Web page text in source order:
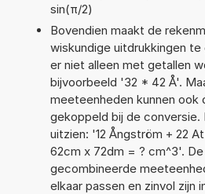
sin(π/2)
Bovendien maakt de
wiskundige uitdrukkingen te
er niet alleen met getallen
bijvoorbeeld '32 * 42 Å'.
meeteenheden kunnen ook
gekoppeld bij de conversie.
uitzien: '12 Ångström + 22
62cm x 72dm = ? cm^3'.
gecombineerde
elkaar passen en zinvol zijn